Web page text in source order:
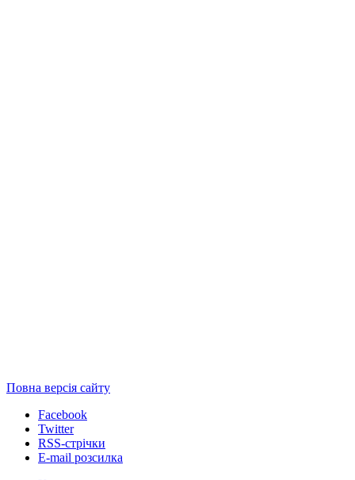
Повна версія сайту
Facebook
Twitter
RSS-стрічки
E-mail розсилка